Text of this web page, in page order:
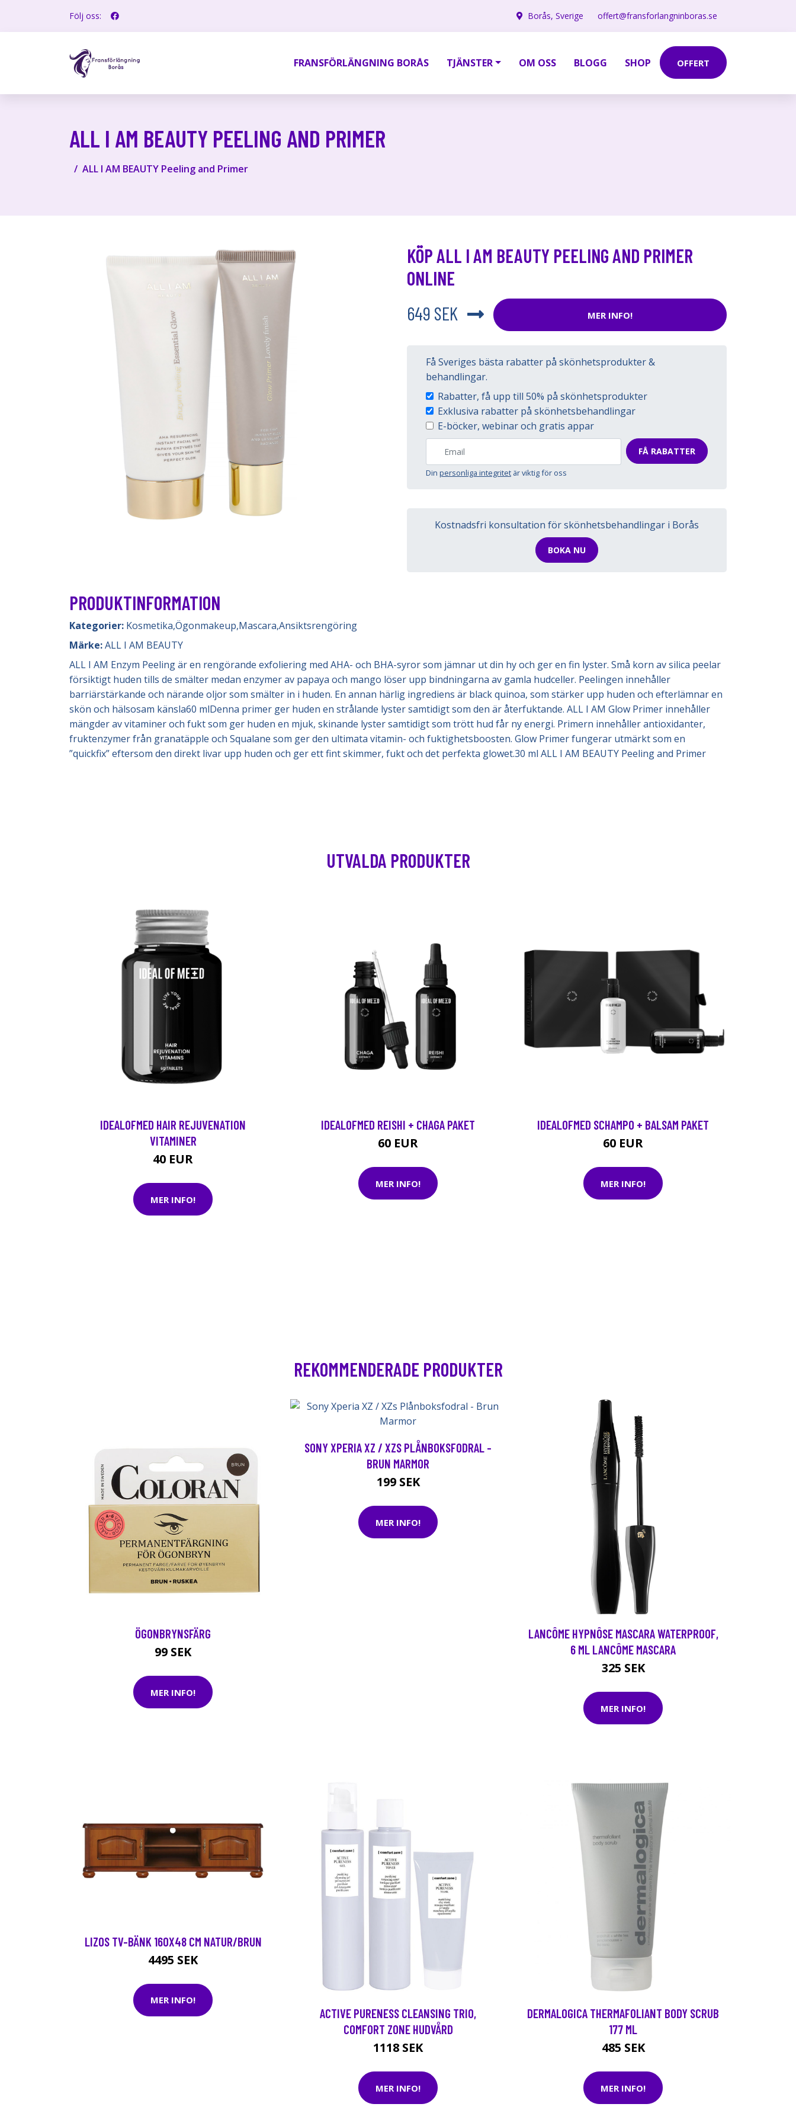
Följ oss: Borås, Sverige offert@fransforlangninboras.se
FRANSFÖRLÄNGNING BORÅS TJÄNSTER OM OSS BLOGG SHOP OFFERT
ALL I AM BEAUTY PEELING AND PRIMER
ALL I AM BEAUTY Peeling and Primer
KÖP ALL I AM BEAUTY PEELING AND PRIMER
ONLINE
649 SEK
MER INFO!
Få Sveriges bästa rabatter på skönhetsprodukter &
behandlingar.
Rabatter, få upp till 50% på skönhetsprodukter
Exklusiva rabatter på skönhetsbehandlingar
E-böcker, webinar och gratis appar
FÅ RABATTER
Din personliga integritet är viktig för oss
Kostnadsfri konsultation för skönhetsbehandlingar i Borås
BOKA NU
PRODUKTINFORMATION
Kategorier: Kosmetika,Ögonmakeup,Mascara,Ansiktsrengöring
Märke:ALL I AM BEAUTY
ALL I AM Enzym Peeling är en rengörande exfoliering med AHA- och BHA-syror som jämnar ut din hy och ger en fin lyster. Små korn av silica peelar
försiktigt huden tills de smälter medan enzymer av papaya och mango löser upp bindningarna av gamla hudceller. Peelingen innehåller
barriärstärkande och närande oljor som smälter in i huden. En annan härlig ingrediens är black quinoa, som stärker upp huden och efterlämnar en
skön och hälsosam känsla60 mlDenna primer ger huden en strålande lyster samtidigt som den är återfuktande. ALL I AM Glow Primer innehåller
mängder av vitaminer och fukt som ger huden en mjuk, skinande lyster samtidigt som trött hud får ny energi. Primern innehåller antioxidanter,
fruktenzymer från granatäpple och Squalane som ger den ultimata vitamin- och fuktighetsboosten. Glow Primer fungerar utmärkt som en
”quickfix” eftersom den direkt livar upp huden och ger ett fint skimmer, fukt och det perfekta glowet.30 ml ALL I AM BEAUTY Peeling and Primer
UTVALDA PRODUKTER
IDEALOFMED HAIR REJUVENATION
VITAMINER
40 EUR
MER INFO!
IDEALOFMED REISHI + CHAGA PAKET
60 EUR
MER INFO!
IDEALOFMED SCHAMPO + BALSAM PAKET
60 EUR
MER INFO!
REKOMMENDERADE PRODUKTER
ÖGONBRYNSFÄRG
99 SEK
MER INFO!
SONY XPERIA XZ / XZS PLÅNBOKSFODRAL -
BRUN MARMOR
199 SEK
MER INFO!
LANCÔME HYPNÔSE MASCARA WATERPROOF,
6 ML LANCÔME MASCARA
325 SEK
MER INFO!
LIZOS TV-BÄNK 160X48 CM NATUR/BRUN
4495 SEK
MER INFO!
ACTIVE PURENESS CLEANSING TRIO,
COMFORT ZONE HUDVÅRD
1118 SEK
MER INFO!
DERMALOGICA THERMAFOLIANT BODY SCRUB
177 ML
485 SEK
MER INFO!